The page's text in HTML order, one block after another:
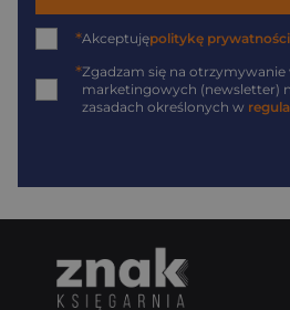
*Akceptujępolitykę prywatności
*Zgadzam się na
marketingowych (newsletter)
zasadach określonych w